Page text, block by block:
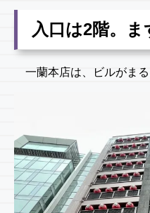
入口は2階。ま
一蘭本店は、ビルがまる